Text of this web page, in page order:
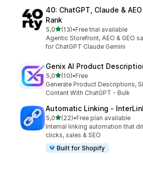
40: ChatGPT, Claude & AEO
Rank
5,0stelle su 5
(13)
13 recensioni totali
•Free trial available
Agentic Storefront, AEO & GEO
for ChatGPT Claude Gemini
Genix AI Product
5,0stelle su 5
(10)
10 recensioni totali
•Free
Generate Product Descriptions,
Content With ChatGPT - Bulk
Automatic Linking ‑
5,0stelle su 5
(22)
22 recensioni totali
•Free plan available
Internal linking automation that
clicks, sales & SEO
Built for Shopify